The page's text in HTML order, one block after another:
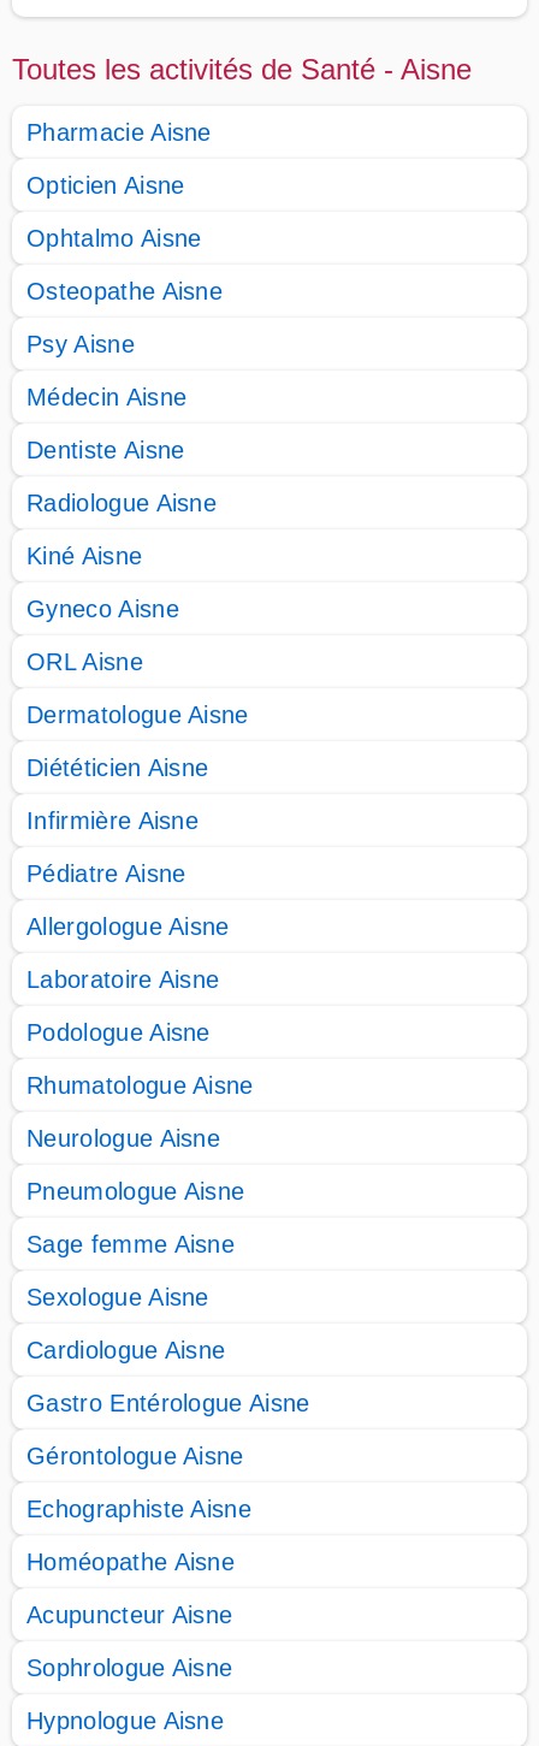
Toutes les activités de Santé - Aisne
Pharmacie Aisne
Opticien Aisne
Ophtalmo Aisne
Osteopathe Aisne
Psy Aisne
Médecin Aisne
Dentiste Aisne
Radiologue Aisne
Kiné Aisne
Gyneco Aisne
ORL Aisne
Dermatologue Aisne
Diététicien Aisne
Infirmière Aisne
Pédiatre Aisne
Allergologue Aisne
Laboratoire Aisne
Podologue Aisne
Rhumatologue Aisne
Neurologue Aisne
Pneumologue Aisne
Sage femme Aisne
Sexologue Aisne
Cardiologue Aisne
Gastro Entérologue Aisne
Gérontologue Aisne
Echographiste Aisne
Homéopathe Aisne
Acupuncteur Aisne
Sophrologue Aisne
Hypnologue Aisne